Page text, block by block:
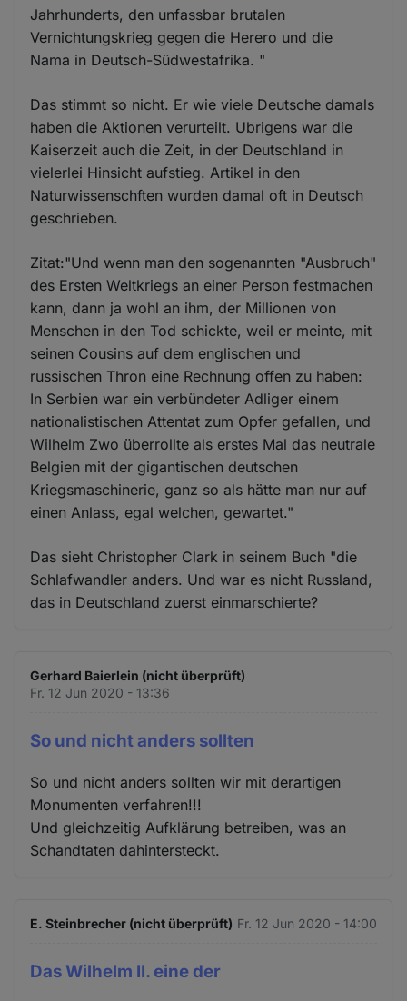
Jahrhunderts, den unfassbar brutalen
Vernichtungskrieg gegen die Herero und die
Nama in Deutsch-Südwestafrika. "
Das stimmt so nicht. Er wie viele Deutsche damals
haben die Aktionen verurteilt. Ubrigens war die
Kaiserzeit auch die Zeit, in der Deutschland in
vielerlei Hinsicht aufstieg. Artikel in den
Naturwissenschften wurden damal oft in Deutsch
geschrieben.
Zitat:"Und wenn man den sogenannten "Ausbruch"
des Ersten Weltkriegs an einer Person festmachen
kann, dann ja wohl an ihm, der Millionen von
Menschen in den Tod schickte, weil er meinte, mit
seinen Cousins auf dem englischen und
russischen Thron eine Rechnung offen zu haben:
In Serbien war ein verbündeter Adliger einem
nationalistischen Attentat zum Opfer gefallen, und
Wilhelm Zwo überrollte als erstes Mal das neutrale
Belgien mit der gigantischen deutschen
Kriegsmaschinerie, ganz so als hätte man nur auf
einen Anlass, egal welchen, gewartet."
Das sieht Christopher Clark in seinem Buch "die
Schlafwandler anders. Und war es nicht Russland,
das in Deutschland zuerst einmarschierte?
Gerhard Baierlein (nicht überprüft)
Fr. 12 Jun 2020 - 13:36
So und nicht anders sollten
So und nicht anders sollten wir mit derartigen
Monumenten verfahren!!!
Und gleichzeitig Aufklärung betreiben, was an
Schandtaten dahintersteckt.
E. Steinbrecher (nicht überprüft) Fr. 12 Jun 2020 - 14:00
Das Wilhelm II. eine der